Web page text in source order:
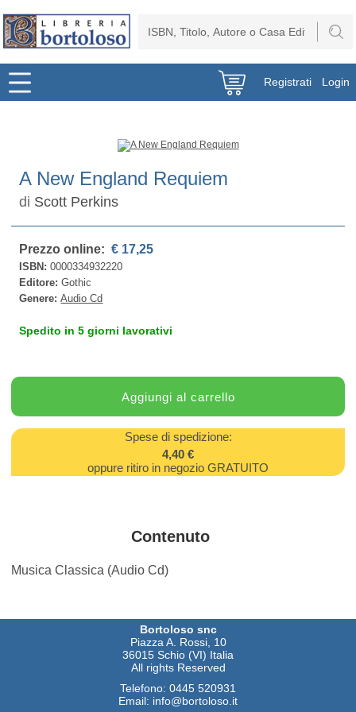
Registrati Login
A New England Requiem
di Scott Perkins
Prezzo online: € 17,25
ISBN:0000334932220
Editore:Gothic
Genere:Audio Cd
Spedito in 5 giorni lavorativi
Spese di spedizione:
4,40 €
oppure ritiro in negozio GRATUITO
Contenuto
Musica Classica (Audio Cd)
Bortoloso snc
Piazza A. Rossi, 10
36015 Schio (VI) Italia
All rights Reserved
Telefono: 0445 520931
Email: info@bortoloso.it